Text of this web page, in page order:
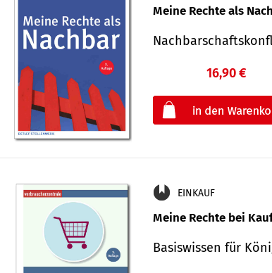
Meine Rechte als
16,90 €
EINKAUF
Meine Rechte bei
Basiswissen für